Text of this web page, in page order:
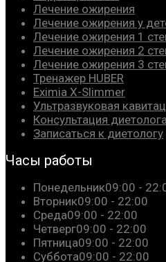
Лечение ожирения
Лечение ожирения у
Лечение ожирения 1
Лечение ожирения 2
Лечение ожирения 3
Тренажер HUBER
Eximia X-Slimmer
Ультразвуковая
Консультация диетолога
Записаться к диетологу
Часы работы
Понедельник09:00 -
Вторник09:00 - 22:00
Среда09:00 - 22:00
Четверг09:00 - 22:00
Пятница09:00 - 22:00
Суббота09:00 - 22:00